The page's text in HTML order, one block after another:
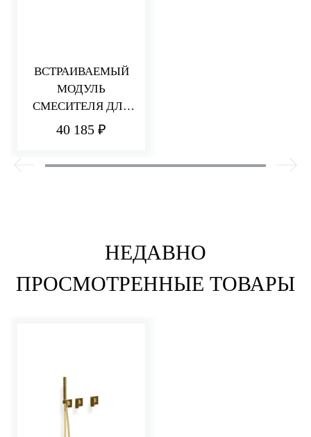
ВСТРАИВАЕМЫЙ
МОДУЛЬ
СМЕСИТЕЛЯ ДЛЯ
ВАННЫ/ДУША
40 185 ₽
НЕДАВНО
ПРОСМОТРЕННЫЕ ТОВАРЫ